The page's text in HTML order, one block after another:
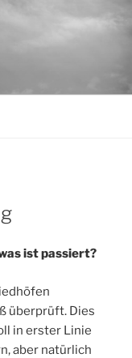
E.K.
ist passiert?
überprüft. Dies
in erster Linie
aber natürlich